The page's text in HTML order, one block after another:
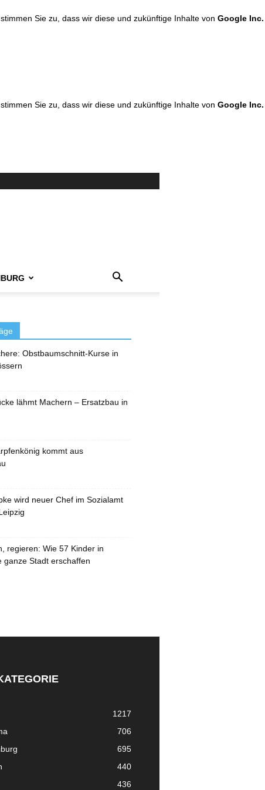
Sie zu, dass wir diese und zukünftige Inhalte von Google Inc.
Sie zu, dass wir diese und zukünftige Inhalte von Google Inc.
Obstbaumschnitt-Kurse in
lähmt Machern – Ersatzbau in
kommt aus
wird neuer Chef im Sozialamt
regieren: Wie 57 Kinder in
ganze Stadt erschaffen
1217
706
695
440
436